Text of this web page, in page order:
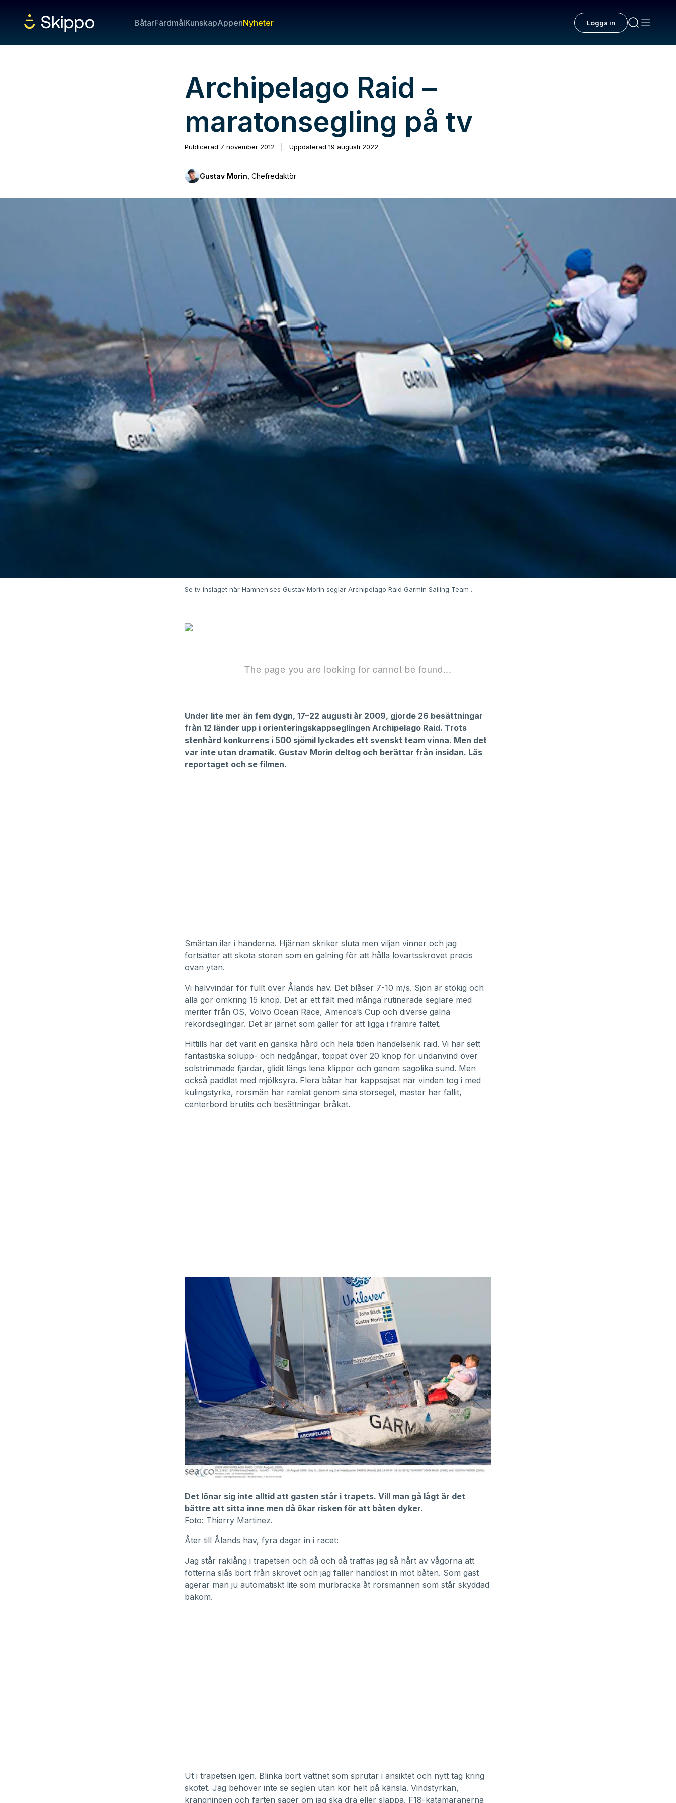
BåtarFärdmålKunskapAppenNyheter Logga in
Archipelago Raid –
maratonsegling på tv
Publicerad 7 november 2012 Uppdaterad 19 augusti 2022
Gustav Morin Chefredaktör
Se tv-inslaget när Hamnen.ses Gustav Morin seglar Archipelago Raid Garmin Sailing Team .
Under lite mer än fem dygn, 17–22 augusti år 2009, gjorde 26 besättningar
från 12 länder upp i orienteringskappseglingen Archipelago Raid. Trots
stenhård konkurrens i 500 sjömil lyckades ett svenskt team vinna. Men det
var inte utan dramatik. Gustav Morin deltog och berättar från insidan. Läs
reportaget och se filmen.
Smärtan ilar i händerna. Hjärnan skriker sluta men viljan vinner och jag
fortsätter att skota storen som en galning för att hålla lovartsskrovet precis
ovan ytan.
Vi halvvindar för fullt över Ålands hav. Det blåser 7-10 m/s. Sjön är stökig och
alla gör omkring 15 knop. Det är ett fält med många rutinerade seglare med
meriter från OS, Volvo Ocean Race, America’s Cup och diverse galna
rekordseglingar. Det är järnet som gäller för att ligga i främre fältet.
Hittills har det varit en ganska hård och hela tiden händelserik raid. Vi har sett
fantastiska solupp- och nedgångar, toppat över 20 knop för undanvind över
solstrimmade fjärdar, glidit längs lena klippor och genom sagolika sund. Men
också paddlat med mjölksyra. Flera båtar har kappsejsat när vinden tog i med
kulingstyrka, rorsmän har ramlat genom sina storsegel, master har fallit,
centerbord brutits och besättningar bråkat.
Det lönar sig inte alltid att gasten står i trapets. Vill man gå lågt är det
bättre att sitta inne men då ökar risken för att båten dyker.
Foto: Thierry Martinez.
Åter till Ålands hav, fyra dagar in i racet:
Jag står raklång i trapetsen och då och då träffas jag så hårt av vågorna att
fötterna slås bort från skrovet och jag faller handlöst in mot båten. Som gast
agerar man ju automatiskt lite som murbräcka åt rorsmannen som står skyddad
bakom.
Ut i trapetsen igen. Blinka bort vattnet som sprutar i ansiktet och nytt tag kring
skotet. Jag behöver inte se seglen utan kör helt på känsla. Vindstyrkan,
krängningen och farten säger om jag ska dra eller släppa. F18-katamaranerna